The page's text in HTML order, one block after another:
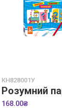
КН828001У
168.00₴